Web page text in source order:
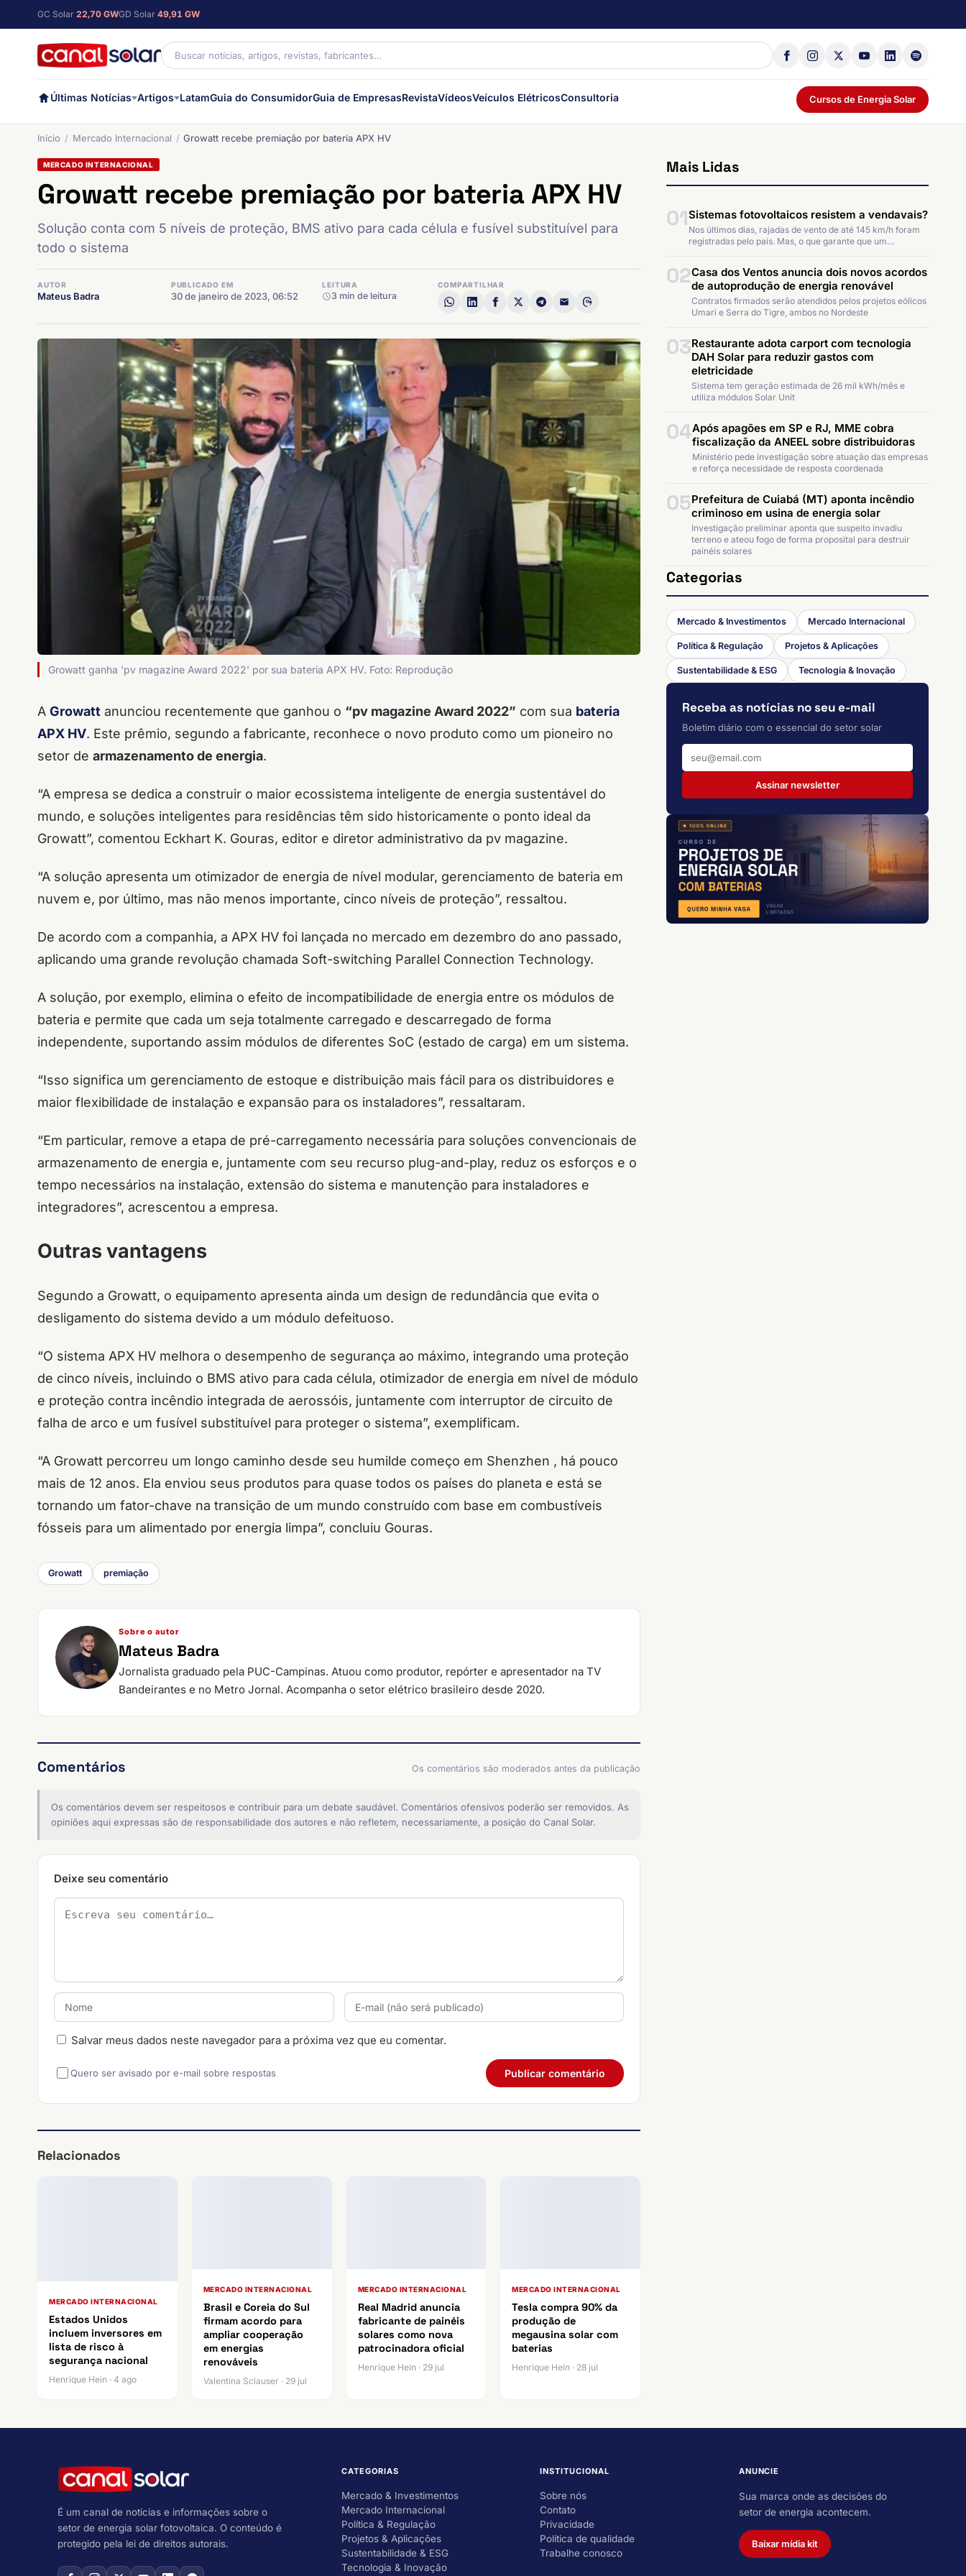
GC Solar 22,70 GWGD Solar 49,91 GW
Últimas Notícias Artigos LatamGuia do ConsumidorGuia de EmpresasRevistaVídeosVeículos ElétricosConsultoria Cursos de Energia Solar
Início Mercado Internacional Growatt recebe premiação por bateria APX HV
MERCADO INTERNACIONAL
Growatt recebe premiação por bateria APX HV
Solução conta com 5 níveis de proteção, BMS ativo para cada célula e fusível substituível para
todo o sistema
AUTOR
Mateus Badra
PUBLICADO EM
30 de janeiro de 2023, 06:52
LEITURA
3 min de leitura
COMPARTILHAR
Growatt ganha 'pv magazine Award 2022' por sua bateria APX HV. Foto: Reprodução
A Growatt anunciou recentemente que ganhou o “pv magazine Award 2022” com sua bateria
APX HV. Este prêmio, segundo a fabricante, reconhece o novo produto como um pioneiro no
setor de armazenamento de energia.
“A empresa se dedica a construir o maior ecossistema inteligente de energia sustentável do
mundo, e soluções inteligentes para residências têm sido historicamente o ponto ideal da
Growatt”, comentou Eckhart K. Gouras, editor e diretor administrativo da pv magazine.
“A solução apresenta um otimizador de energia de nível modular, gerenciamento de bateria em
nuvem e, por último, mas não menos importante, cinco níveis de proteção”, ressaltou.
De acordo com a companhia, a APX HV foi lançada no mercado em dezembro do ano passado,
aplicando uma grande revolução chamada Soft-switching Parallel Connection Technology.
A solução, por exemplo, elimina o efeito de incompatibilidade de energia entre os módulos de
bateria e permite que cada um seja totalmente carregado e descarregado de forma
independente, suportando assim módulos de diferentes SoC (estado de carga) em um sistema.
“Isso significa um gerenciamento de estoque e distribuição mais fácil para os distribuidores e
maior flexibilidade de instalação e expansão para os instaladores”, ressaltaram.
“Em particular, remove a etapa de pré-carregamento necessária para soluções convencionais de
armazenamento de energia e, juntamente com seu recurso plug-and-play, reduz os esforços e o
tempo necessários na instalação, extensão do sistema e manutenção para instaladores e
integradores”, acrescentou a empresa.
Outras vantagens
Segundo a Growatt, o equipamento apresenta ainda um design de redundância que evita o
desligamento do sistema devido a um módulo defeituoso.
“O sistema APX HV melhora o desempenho de segurança ao máximo, integrando uma proteção
de cinco níveis, incluindo o BMS ativo para cada célula, otimizador de energia em nível de módulo
e proteção contra incêndio integrada de aerossóis, juntamente com interruptor de circuito de
falha de arco e um fusível substituível para proteger o sistema”, exemplificam.
“A Growatt percorreu um longo caminho desde seu humilde começo em Shenzhen , há pouco
mais de 12 anos. Ela enviou seus produtos para quase todos os países do planeta e está se
tornando um fator-chave na transição de um mundo construído com base em combustíveis
fósseis para um alimentado por energia limpa”, concluiu Gouras.
Growatt premiação
Sobre o autor
Mateus Badra
Jornalista graduado pela PUC-Campinas. Atuou como produtor, repórter e apresentador na TV
Bandeirantes e no Metro Jornal. Acompanha o setor elétrico brasileiro desde 2020.
Comentários Os comentários são moderados antes da publicação
Os comentários devem ser respeitosos e contribuir para um debate saudável. Comentários ofensivos poderão ser removidos. As
opiniões aqui expressas são de responsabilidade dos autores e não refletem, necessariamente, a posição do Canal Solar.
Deixe seu comentário
Salvar meus dados neste navegador para a próxima vez que eu comentar.
Quero ser avisado por e-mail sobre respostas
Relacionados
MERCADO INTERNACIONAL
Estados Unidos
incluem inversores em
lista de risco à
segurança nacional
Henrique Hein · 4 ago
MERCADO INTERNACIONAL
Brasil e Coreia do Sul
firmam acordo para
ampliar cooperação
em energias
renováveis
Valentina Sclauser · 29 jul
MERCADO INTERNACIONAL
Real Madrid anuncia
fabricante de painéis
solares como nova
patrocinadora oficial
Henrique Hein · 29 jul
MERCADO INTERNACIONAL
Tesla compra 90% da
produção de
megausina solar com
baterias
Henrique Hein · 28 jul
Mais Lidas
01Sistemas fotovoltaicos resistem a vendavais?
Nos últimos dias, rajadas de vento de até 145 km/h foram
registradas pelo país. Mas, o que garante que um…
02Casa dos Ventos anuncia dois novos acordos
de autoprodução de energia renovável
Contratos firmados serão atendidos pelos projetos eólicos
Umari e Serra do Tigre, ambos no Nordeste
03Restaurante adota carport com tecnologia
DAH Solar para reduzir gastos com
eletricidade
Sistema tem geração estimada de 26 mil kWh/mês e
utiliza módulos Solar Unit
04Após apagões em SP e RJ, MME cobra
fiscalização da ANEEL sobre distribuidoras
Ministério pede investigação sobre atuação das empresas
e reforça necessidade de resposta coordenada
05Prefeitura de Cuiabá (MT) aponta incêndio
criminoso em usina de energia solar
Investigação preliminar aponta que suspeito invadiu
terreno e ateou fogo de forma proposital para destruir
painéis solares
Categorias
Mercado & Investimentos Mercado Internacional
Política & Regulação Projetos & Aplicações
Sustentabilidade & ESG Tecnologia & Inovação
Receba as notícias no seu e-mail
Boletim diário com o essencial do setor solar
Assinar newsletter
É um canal de notícias e informações sobre o
setor de energia solar fotovoltaica. O conteúdo é
protegido pela lei de direitos autorais.
CATEGORIAS
Mercado & Investimentos
Mercado Internacional
Política & Regulação
Projetos & Aplicações
Sustentabilidade & ESG
Tecnologia & Inovação
INSTITUCIONAL
Sobre nós
Contato
Privacidade
Política de qualidade
Trabalhe conosco
ANUNCIE
Sua marca onde as decisões do
setor de energia acontecem.
Baixar mídia kit